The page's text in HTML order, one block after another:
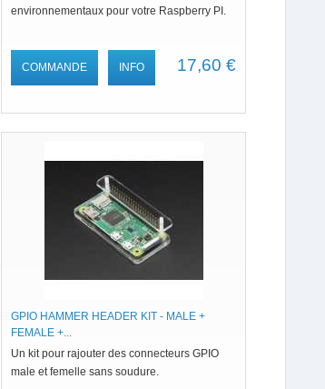
environnementaux pour votre Raspberry PI.
17,60 €
COMMANDE INFO
GPIO HAMMER HEADER KIT - MALE +
FEMALE +...
Un kit pour rajouter des connecteurs GPIO
male et femelle sans soudure.